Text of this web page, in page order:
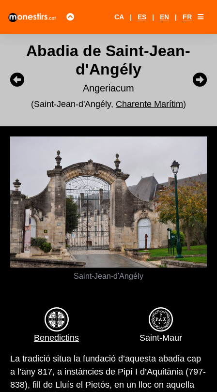
CA | ES | EN | FR
Abadia de Saint-Jean-
d'Angély
Angeriacum
(Saint-Jean-d'Angély, Charente Marítim)
Saint-Jean-d'Angély
Benedictins Saint-Maur
La tradició situa la fundació d’aquesta abadia cap
a l’any 817, a instàncies de Pipí I d’Aquitània (797-
838), fill de Lluís el Pietós, en un lloc on aquella